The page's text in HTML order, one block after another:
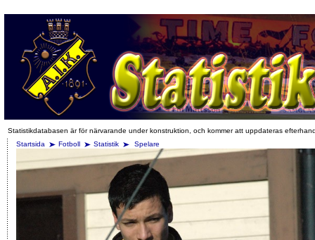
Statistikdatabasen är för närvarande under konstruktion, och kommer att uppdateras
Startsida
Fotboll Statistik Spelare